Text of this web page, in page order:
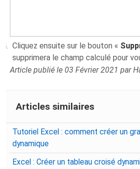
Cliquez ensuite sur le bouton «
supprimera le champ calculé pour
Article publié le 03 Février 2021 par
Articles similaires
Tutoriel Excel : comment créer un
dynamique
Excel : Créer un tableau croisé